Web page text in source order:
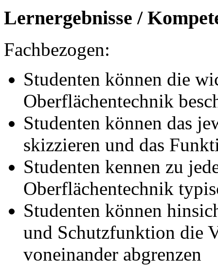
Lernergebnisse /
Fachbezogen:
Studenten können die
Oberflächentechnik
Studenten können das
skizzieren und das
Studenten kennen zu
Oberflächentechnik
Studenten können
und Schutzfunktion die
voneinander abgrenzen